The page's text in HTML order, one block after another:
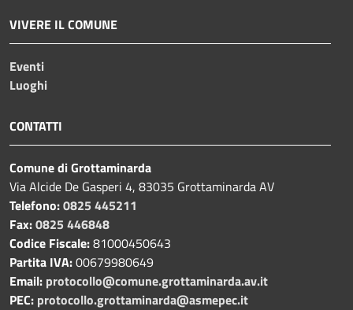
VIVERE IL COMUNE
Eventi
Luoghi
CONTATTI
Comune di Grottaminarda
Via Alcide De Gasperi 4, 83035 Grottaminarda AV
Telefono:0825 445211
Fax:0825 446848
Codice Fiscale:81000450643
Partita IVA:00679980649
Email: protocollo@comune.grottaminarda.av.it
PEC: protocollo.grottaminarda@asmepec.it